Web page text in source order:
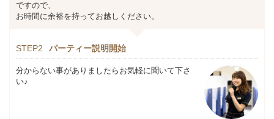
ですので、
お時間に余裕を持ってお越しください。
STEP2 パーティー説明開始
分からない事がありましたらお気軽に聞いて下さ
い♪